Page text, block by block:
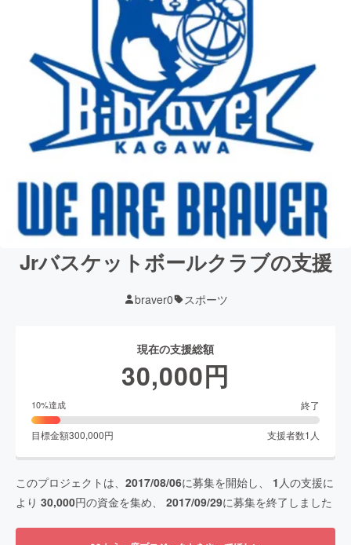
Jrバスケットボールクラブの支援
braver0 スポーツ
現在の支援総額
30,000円
10%達成 終了
目標金額300,000円 支援者数1 人
このプロジェクトは、 2017/08/06に募集を開始し、 1 人の支援に
より 30,000円の資金を集め、 2017/09/29に募集を終了しました